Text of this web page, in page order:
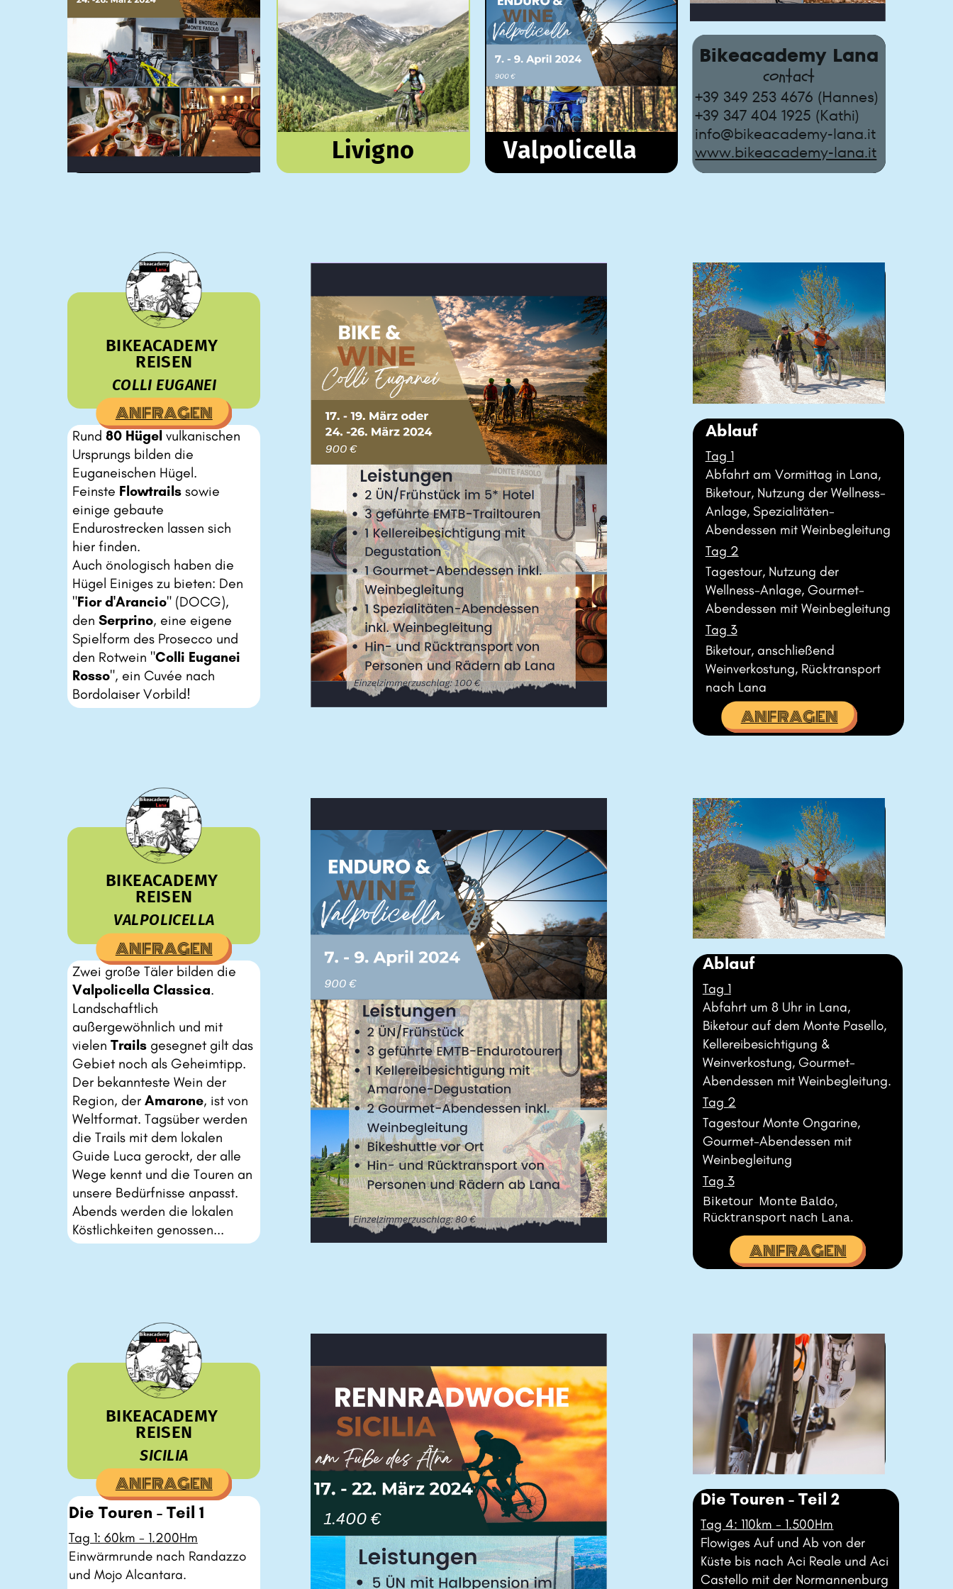
Livigno Valpolicella
Bikeacademy Lana
contact
+39 349 253 4676 (Hannes)
+39 347 404 1925 (Kathi)
info@bikeacademy-lana.it
www.bikeacademy-lana.it
BIKEACADEMY ​
REISEN
COLLI EUGANEI
ANFRAGEN
Rund80 Hügel vulkanischen ​
Ursprungs bilden die ​
Euganeischen Hügel.
Feinste Flowtrails sowie ​
einige gebaute ​
Endurostrecken lassen sich ​
hier finden.
Auch önologisch haben die ​
Hügel Einiges zu bieten: Den ​
"Fior d'Arancio" (DOCG), ​
denSerprino, eine eigene ​
Spielform des Prosecco und ​
den Rotwein "Colli Euganei ​
Rosso", ein Cuvée nach ​
Bordolaiser Vorbild!
Ablauf
Tag 1
Abfahrt am Vormittag in Lana, ​
Biketour, Nutzung der Wellness-​
Anlage, Spezialitäten-​
Abendessen mit Weinbegleitung
Tag 2
Tagestour, Nutzung der ​
Wellness-Anlage, Gourmet-​
Abendessen mit Weinbegleitung
Tag 3
Biketour, anschließend ​
Weinverkostung, Rücktransport ​
nach Lana
ANFRAGEN
BIKEACADEMY ​
REISEN
VALPOLICELLA
ANFRAGEN
Zwei große Täler bilden die ​
Valpolicella Classica. ​
Landschaftlich ​
außergewöhnlich und mit ​
vielenTrails gesegnet gilt das ​
Gebiet noch als Geheimtipp. ​
Der bekannteste Wein der ​
Region, derAmarone, ist von ​
Weltformat. Tagsüber werden ​
die Trails mit dem lokalen ​
Guide Luca gerockt, der alle ​
Wege kennt und die Touren an ​
unsere Bedürfnisse anpasst. ​
Abends werden die lokalen ​
Köstlichkeiten genossen...
Ablauf
Tag 1
Abfahrt um 8 Uhr in Lana, ​
Biketour auf dem Monte Pasello,
​Kellereibesichtigung & ​
Weinverkostung, Gourmet-​
Abendessen mit Weinbegleitung.
Tag 2
Tagestour Monte Ongarine, ​
Gourmet-Abendessen mit ​
Weinbegleitung
Tag 3
Biketour Monte Baldo, ​
Rücktransport nach Lana.
ANFRAGEN
BIKEACADEMY ​
REISEN
SICILIA
ANFRAGEN
Die Touren - Teil 1
Tag 1: 60km - 1.200Hm
Einwärmrunde nach Randazzo ​
und Mojo Alcantara.
Die Touren - Teil 2
Tag 4: 110km - 1.500Hm
Flowiges Auf und Ab von der ​
Küste bis nach Aci Reale und Aci
​Castello mit der Normannenburg